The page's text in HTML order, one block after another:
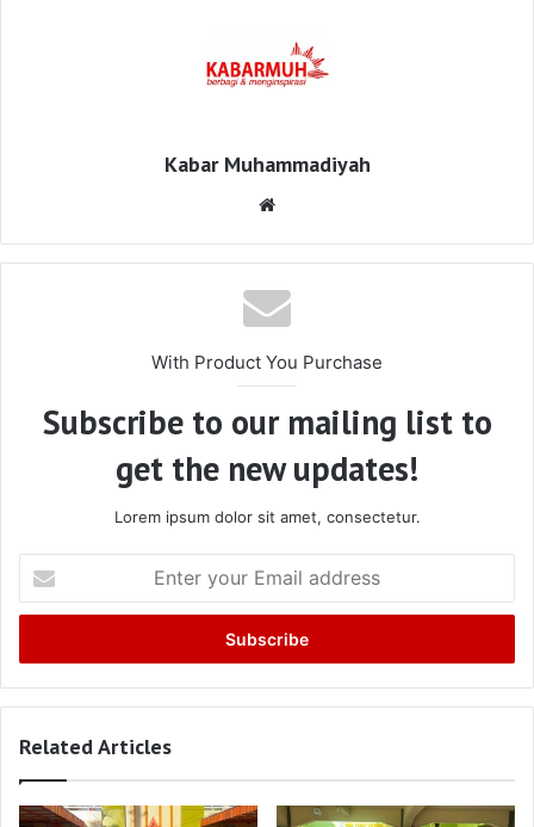
Kabar Muhammadiyah
With Product You Purchase
Subscribe to our mailing list to
get the new updates!
Lorem ipsum dolor sit amet, consectetur.
your
Email
Related Articles